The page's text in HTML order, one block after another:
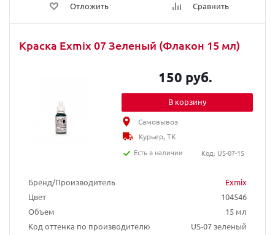
Отложить Сравнить
Краска Exmix 07 Зеленый (Флакон 15 мл)
Бренд/Производитель
Exmix
Цвет
104546
Объем
15 мл
Код оттенка по производителю
US-07 зеленый
150 руб.
В корзину
Самовывоз
Курьер, ТК
Есть в наличии
Код: US-07-15